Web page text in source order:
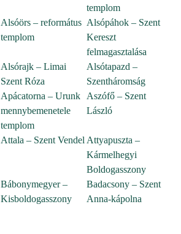
templom
Alsóörs – református
templom
Alsópáhok – Szent
Kereszt
felmagasztalása
Alsórajk – Limai
Szent Róza
Alsótapazd –
Szentháromság
Apácatorna – Urunk
mennybemenetele
templom
Aszófő – Szent
László
Attala – Szent Vendel Attyapuszta –
Kármelhegyi
Boldogasszony
Bábonymegyer –
Kisboldogasszony
Badacsony – Szent
Anna-kápolna